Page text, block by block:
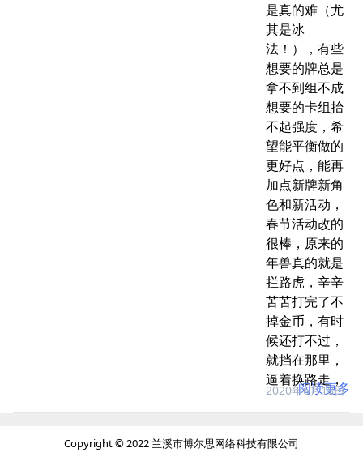
是真的难（尤
其是冰
法！），有些
想要的牌总是
拿不到组不成
想要的卡组抬
不起强度，希
望能平衡做的
更好点，能再
加点新牌新角
色和新活动，
春节活动改的
很棒，原来的
年兽真的就是
拦路虎，辛辛
苦苦打完了不
掉金币，有时
候还打不过，
就挡在那里，
逼着换路走，
阅读更多
2020年6月18日
Copyright © 2022 兰溪市博尔思网络科技有限公司